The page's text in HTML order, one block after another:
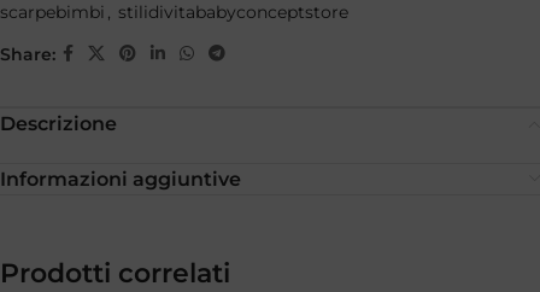
scarpebimbi , stilidivitababyconceptstore
Share:
Descrizione
Informazioni aggiuntive
Prodotti correlati